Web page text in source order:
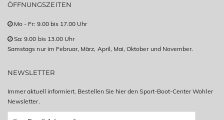
ÖFFNUNGSZEITEN
Mo - Fr: 9.00 bis 17.00 Uhr
Sa: 9.00 bis 13.00 Uhr
Samstags nur im Februar, März, April, Mai, Oktober und November.
NEWSLETTER
Immer aktuell informiert. Bestellen Sie hier den Sport-Boot-Center Wohler
Newsletter.